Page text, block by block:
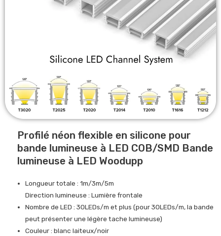
Profilé néon flexible en silicone pour
bande lumineuse à LED COB/SMD Bande
lumineuse à LED Woodupp
Longueur totale : 1m/3m/5m
Direction lumineuse : Lumière frontale
Nombre de LED : 30LEDs/m et plus (pour 30LEDs/m, la bande
peut présenter une légère tache lumineuse)
Couleur : blanc laiteux/noir